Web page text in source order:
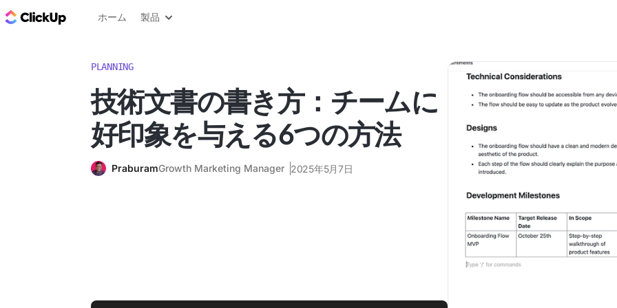
ClickUp ブログ
ホーム 製品
PLANNING
技術文書の書き方：チームに
好印象を与える6つの方法
PraburamGrowth Marketing Manager 2025年5月7日